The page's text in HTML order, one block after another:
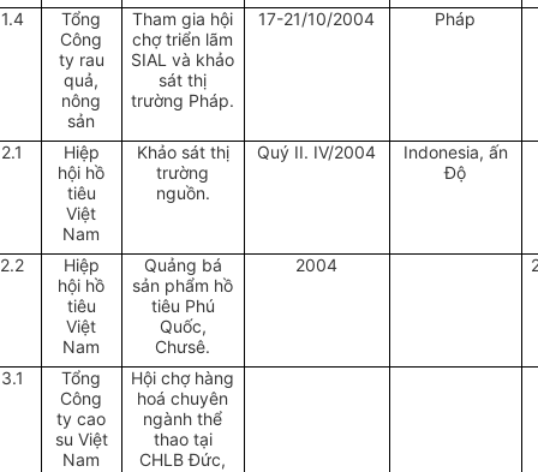
Tổng
Công
ty rau
quả,
nông
sản
Tham gia hội
chợ triển lãm
SIAL và khảo
sát thị
trường Pháp.
17-21/10/2004 Pháp
Hiệp
hội hồ
tiêu
Việt
Nam
Khảo sát thị
trường
nguồn.
Quý II. IV/2004
Indonesia, ấn
Độ
Hiệp
hội hồ
tiêu
Việt
Nam
Quảng bá
sản phẩm hồ
tiêu Phú
Quốc,
Chưsê.
2004
Tổng
Công
ty cao
su Việt
Nam
Hội chợ hàng
hoá chuyên
ngành thể
thao tại
CHLB Đức,